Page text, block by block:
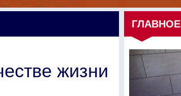
жизни
ГЛАВНОЕ